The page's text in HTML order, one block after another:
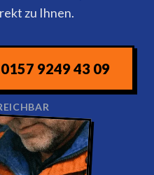
zu Ihnen.
9249 43 09